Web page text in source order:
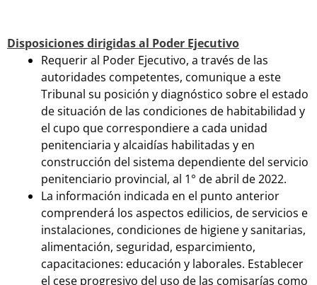
Disposiciones dirigidas al Poder Ejecutivo
Requerir al Poder Ejecutivo, a través de las
autoridades competentes, comunique a este
Tribunal su posición y diagnóstico sobre el estado
de situación de las condiciones de habitabilidad y
el cupo que correspondiere a cada unidad
penitenciaria y alcaidías habilitadas y en
construcción del sistema dependiente del servicio
penitenciario provincial, al 1° de abril de 2022.
La información indicada en el punto anterior
comprenderá los aspectos edilicios, de servicios e
instalaciones, condiciones de higiene y sanitarias,
alimentación, seguridad, esparcimiento,
capacitaciones: educación y laborales. Establecer
el cese progresivo del uso de las comisarías como